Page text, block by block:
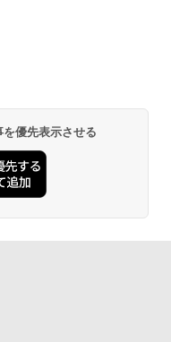
優先表示させる